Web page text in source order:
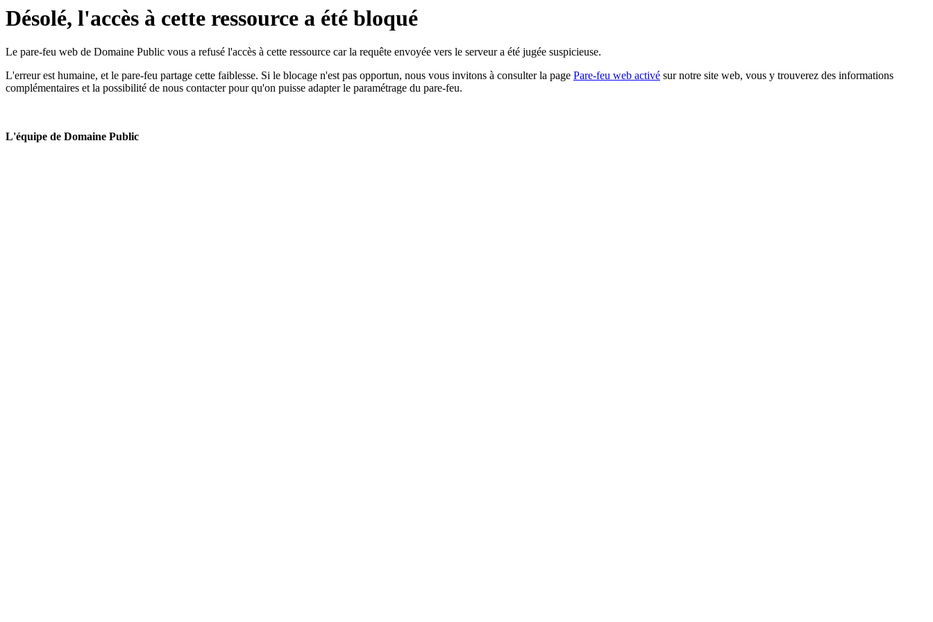
Désolé, l'accès à cette ressource a été bloqué
Le pare-feu web de Domaine Public vous a refusé l'accès à cette ressource car la requête envoyée vers le serveur a été jugée suspicieuse.
L'erreur est humaine, et le pare-feu partage cette faiblesse. Si le blocage n'est pas opportun, nous vous invitons à consulter la page Pare-feu web activé sur notre site web, vous y trouverez des informations
complémentaires et la possibilité de nous contacter pour qu'on puisse adapter le paramétrage du pare-feu.
L'équipe de Domaine Public